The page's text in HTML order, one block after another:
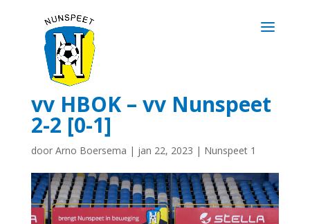
vv HBOK – vv Nunspeet
2-2 [0-1]
door Arno Boersema | jan 22, 2023 | Nunspeet 1